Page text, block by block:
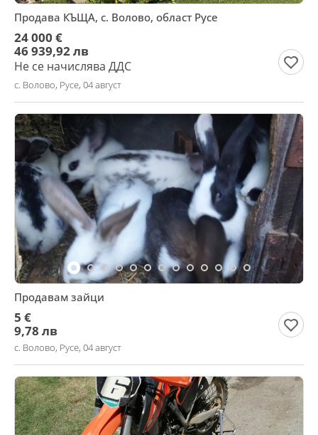
Продава КЪЩА, с. Волово, област Русе
24 000 €
46 939,92 лв
Не се начислява ДДС
с. Волово, Русе, 04 август
Продавам зайци
5 €
9,78 лв
с. Волово, Русе, 04 август